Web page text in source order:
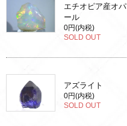
エチオピア産オパ
ール
0円(内税)
SOLD OUT
アズライト
0円(内税)
SOLD OUT